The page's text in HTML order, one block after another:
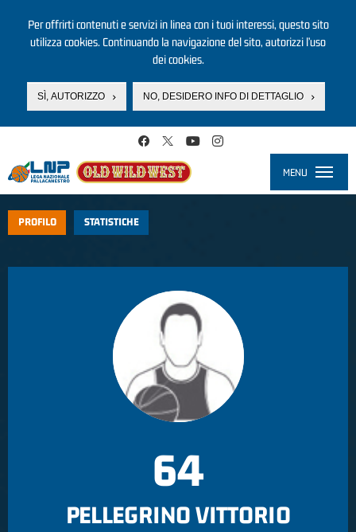
Per offrirti contenuti e servizi in linea con i tuoi interessi, questo sito
utilizza cookies. Continuando la navigazione del sito, autorizzi l’uso
dei cookies.
SÌ, AUTORIZZO NO, DESIDERO INFO DI DETTAGLIO
MENU
PROFILO STATISTICHE
64
PELLEGRINO VITTORIO